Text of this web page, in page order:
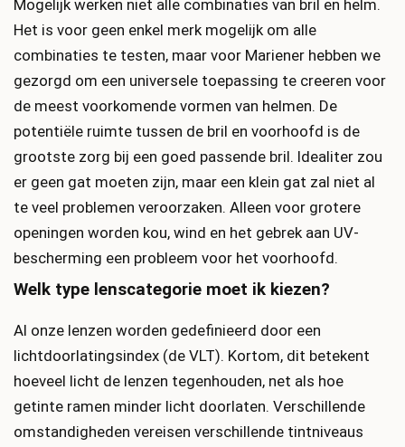
Mogelijk werken niet alle combinaties van bril en helm.
Het is voor geen enkel merk mogelijk om alle
combinaties te testen, maar voor Mariener hebben we
gezorgd om een universele toepassing te creeren voor
de meest voorkomende vormen van helmen. De
potentiële ruimte tussen de bril en voorhoofd is de
grootste zorg bij een goed passende bril. Idealiter zou
er geen gat moeten zijn, maar een klein gat zal niet al
te veel problemen veroorzaken. Alleen voor grotere
openingen worden kou, wind en het gebrek aan UV-
bescherming een probleem voor het voorhoofd.
Welk type lenscategorie moet ik kiezen?
Al onze lenzen worden gedefinieerd door een
lichtdoorlatingsindex (de VLT). Kortom, dit betekent
hoeveel licht de lenzen tegenhouden, net als hoe
getinte ramen minder licht doorlaten. Verschillende
omstandigheden vereisen verschillende tintniveaus